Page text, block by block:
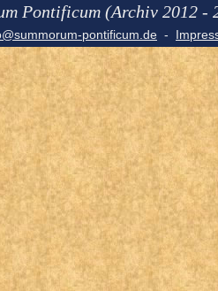
Pontificum (Archiv 2012 -
pontificum.de -